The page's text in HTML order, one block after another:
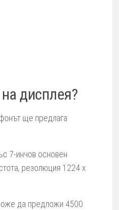
дисплея?
ще предлага
7-инчов основен
резолюция 1224 x
да предложи 4500